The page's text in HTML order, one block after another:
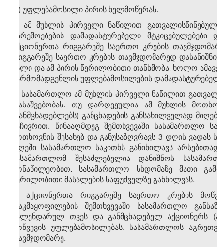
თ) უფლებამოსილი პირის ხელმოწერას.
4. ამ მუხლის პირველი ნაწილით
გარემოებების დამადასტურებელი
აქციონერთა რიგგარეშე საერთო კრების
რიგგარეშე საერთო კრების თავმჯდომარედ
ასლი და ამ პირის წერილობითი თანხმობა, ხოლო
წარმომადგენლის უფლებამოსილების
5. სასამართლო ამ მუხლის პირველი ნაწილით
დასაშვებობას. თუ დარღვეულია ამ მუხლის
(განმცხადებლებს) განცხადების განსახილველად
საჩივრით. წინააღმდეგ შემთხვევაში სასამართლო
მოთხოვნის შესახებ და განუსაზღვრავს 3 დღის
დღეში სასამართლო საკითხს განიხილავს
სასამართლომ შესაძლებელია დანიშნოს
მონაწილეობით. სასამართლო სხდომაზე მათი
წერილობითი მასალების საფუძველზე განხილვას.
6. აქციონერთა რიგგარეშე საერთო კრების
დაკმაყოფილების შემთხვევაში სასამართლო
კალენდარულ თვეს და განმცხადებელ აქციონერს
მოწვევის უფლებამოსილებას. სასამართლოს
თავმჯდომარე.